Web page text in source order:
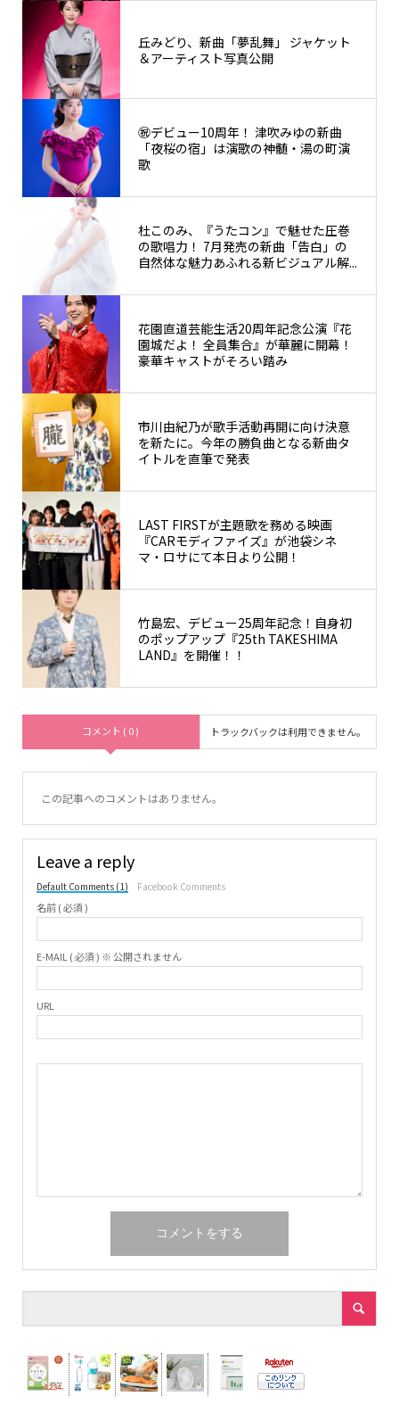
丘みどり、新曲「夢乱舞」 ジャケット
＆アーティスト写真公開
㊗️デビュー10周年！ 津吹みゆの新曲
「夜桜の宿」は演歌の神髄・湯の町演
歌
杜このみ、『うたコン』で魅せた圧巻
の歌唱力！ 7月発売の新曲「告白」の
自然体な魅力あふれる新ビジュアル解...
花園直道芸能生活20周年記念公演『花
園城だよ！ 全員集合』が華麗に開幕！
豪華キャストがそろい踏み
市川由紀乃が歌手活動再開に向け決意
を新たに。今年の勝負曲となる新曲タ
イトルを直筆で発表
LAST FIRSTが主題歌を務める映画
『CARモディファイズ』が池袋シネ
マ・ロサにて本日より公開！
竹島宏、デビュー25周年記念！自身初
のポップアップ『25th TAKESHIMA
LAND』を開催！！
コメント ( 0 ) トラックバックは利用できません。
この記事へのコメントはありません。
Leave a reply
Default Comments (1) Facebook Comments
名前 ( 必須 )
E-MAIL ( 必須 ) ※ 公開されません
URL